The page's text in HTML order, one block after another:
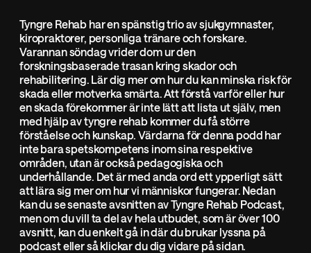
Tyngre Rehab har en spänstig trio av sjukgymnaster,
kiropraktorer, personliga tränare och forskare.
Varannan söndag vrider dom ur den
forskningsbaserade trasan kring skador och
rehabilitering. Lär dig mer om hur du kan minska risk för
skada eller motverka smärta. Att förstå varför eller hur
en skada förekommer är inte lätt att lista ut själv, men
med hjälp av tyngre rehab kommer du få större
förståelse och kunskap. Värdarna för denna podd har
inte bara spetskompetens inom sina respektive
områden, utan är också pedagogiska och
underhållande. Det är med anda ord ett ypperligt sätt
att lära sig mer om hur vi människor fungerar. Nedan
kan du se senaste avsnitten av Tyngre Rehab Podcast,
men om du vill ta del av hela utbudet, som är över 100
avsnitt, kan du enkelt gå in där du brukar lyssna på
podcast eller så klickar du dig vidare på sidan.